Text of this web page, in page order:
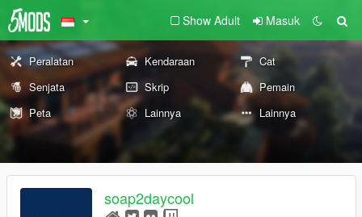
Show Adult Masuk
Peralatan Kendaraan
Cat
Senjata
Skrip
Pemain
Peta
Lainnya Lainnya
soap2daycool